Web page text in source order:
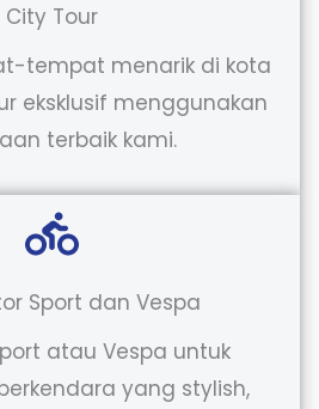
City Tour
tempat menarik di kota
eksklusif menggunakan
terbaik kami.
Sport dan Vespa
atau Vespa untuk
yang stylish,